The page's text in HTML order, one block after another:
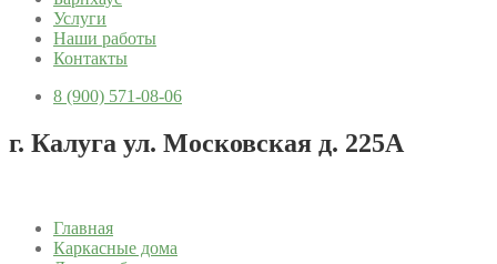
Услуги
Наши работы
Контакты
8 (900) 571-08-06
г. Калуга ул. Московская д. 225А
Главная
Каркасные дома